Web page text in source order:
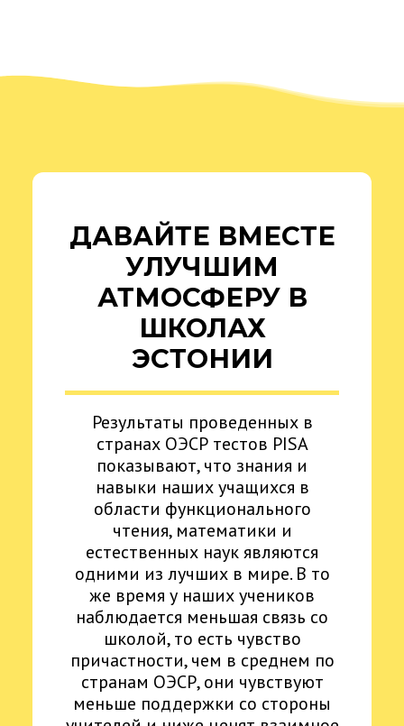
ДАВАЙТЕ ВМЕСТЕ
УЛУЧШИМ
АТМОСФЕРУ В
ШКОЛАХ
ЭСТОНИИ
Результаты проведенных в
странах ОЭСР тестов PISA
показывают, что знания и
навыки наших учащихся в
области функционального
чтения, математики и
естественных наук являются
одними из лучших в мире. В то
же время у наших учеников
наблюдается меньшая связь со
школой, то есть чувство
причастности, чем в среднем по
странам ОЭСР, они чувствуют
меньше поддержки со стороны